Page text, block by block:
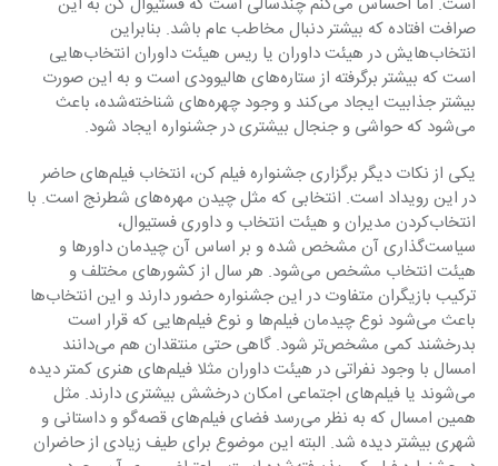
صرافت افتاده که بیشتر دنبال مخاطب عام باشد. بنابراین
انتخاب‌هایش در هیئت داوران یا ریس هیئت داوران انتخاب‌هایی
است که بیشتر برگرفته از ستاره‌های هالیوودی است و به این صورت
بیشتر جذابیت ایجاد می‌کند و وجود چهره‌های شناخته‌شده، باعث
می‌شود که حواشی و جنجال بیشتری در جشنواره ایجاد شود.
یکی از نکات دیگر برگزاری جشنواره فیلم کن، انتخاب فیلم‌های حاضر
در این رویداد است. انتخابی که مثل چیدن مهره‌های شطرنج است. با
انتخاب‌کردن مدیران و هیئت انتخاب و داوری فستیوال،
سیاست‌گذاری آن مشخص شده و بر اساس آن چیدمان داورها و
هیئت انتخاب مشخص می‌شود. هر سال از کشورهای مختلف و
ترکیب بازیگران متفاوت در این جشنواره حضور دارند و این انتخاب‌ها
باعث می‌شود نوع چیدمان فیلم‌ها و نوع فیلم‌هایی که قرار است
بدرخشند کمی مشخص‌تر شود. گاهی حتی منتقدان هم می‌دانند
امسال با وجود نفراتی در هیئت داوران مثلا فیلم‌های هنری کمتر دیده
می‌شوند یا فیلم‌های اجتماعی امکان درخشش بیشتری دارند. مثل
همین امسال که به نظر می‌رسد فضای فیلم‌های قصه‌گو و داستانی و
شهری بیشتر دیده شد. البته این موضوع برای طیف زیادی از حاضران